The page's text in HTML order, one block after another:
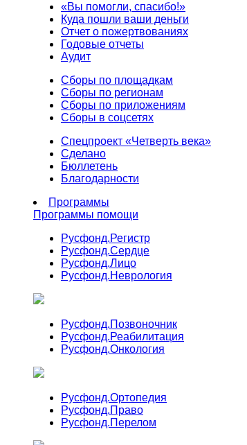
«Вы помогли, спасибо!»
Куда пошли ваши деньги
Отчет о пожертвованиях
Годовые отчеты
Аудит
Сборы по площадкам
Сборы по регионам
Сборы по приложениям
Сборы в соцсетях
Спецпроект «Четверть века»
Сделано
Бюллетень
Благодарности
Программы
Программы помощи
Русфонд.Регистр
Русфонд.Сердце
Русфонд.Лицо
Русфонд.Неврология
Русфонд.Позвоночник
Русфонд.Реабилитация
Русфонд.Онкология
Русфонд.Ортопедия
Русфонд.Право
Русфонд.Перелом